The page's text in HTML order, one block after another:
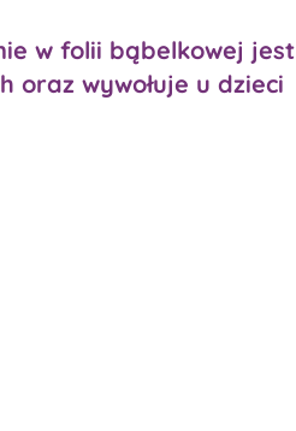
w folii bąbelkowej jest
oraz wywołuje u dzieci